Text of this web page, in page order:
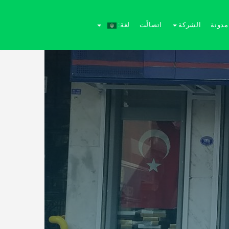
مدونة الشركة اتصالًت لغة: